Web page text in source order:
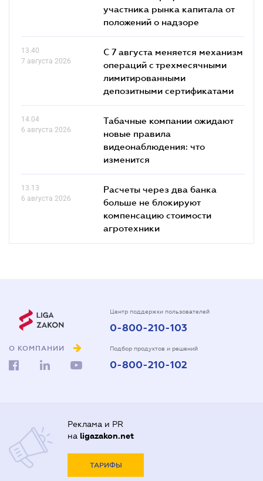
участника рынка капитала от
положений о надзоре
13.40
7 августа 2026
С 7 августа меняется механизм
операций с трехмесячными
лимитированными
депозитными сертификатами
14.04
6 августа 2026
Табачные компании ожидают
новые правила
видеонаблюдения: что
изменится
13.13
6 августа 2026
Расчеты через два банка
больше не блокируют
компенсацию стоимости
агротехники
О КОМПАНИИ
Центр поддержки пользователей
0-800-210-103
Подбор продуктов и решений
0-800-210-102
Реклама и PR
на ligazakon.net
ТАРИФЫ